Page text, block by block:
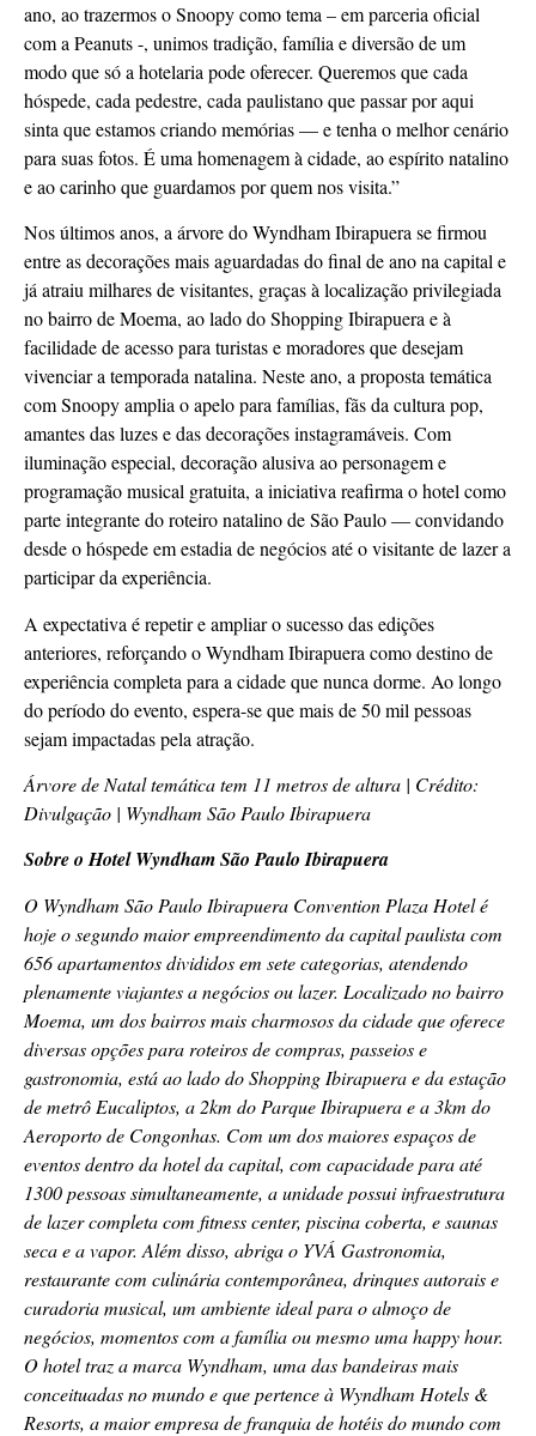
ano, ao trazermos o Snoopy como tema – em parceria oficial
com a Peanuts -, unimos tradição, família e diversão de um
modo que só a hotelaria pode oferecer. Queremos que cada
hóspede, cada pedestre, cada paulistano que passar por aqui
sinta que estamos criando memórias — e tenha o melhor cenário
para suas fotos. É uma homenagem à cidade, ao espírito natalino
e ao carinho que guardamos por quem nos visita.”
Nos últimos anos, a árvore do Wyndham Ibirapuera se firmou
entre as decorações mais aguardadas do final de ano na capital e
já atraiu milhares de visitantes, graças à localização privilegiada
no bairro de Moema, ao lado do Shopping Ibirapuera e à
facilidade de acesso para turistas e moradores que desejam
vivenciar a temporada natalina. Neste ano, a proposta temática
com Snoopy amplia o apelo para famílias, fãs da cultura pop,
amantes das luzes e das decorações instagramáveis. Com
iluminação especial, decoração alusiva ao personagem e
programação musical gratuita, a iniciativa reafirma o hotel como
parte integrante do roteiro natalino de São Paulo — convidando
desde o hóspede em estadia de negócios até o visitante de lazer a
participar da experiência.
A expectativa é repetir e ampliar o sucesso das edições
anteriores, reforçando o Wyndham Ibirapuera como destino de
experiência completa para a cidade que nunca dorme. Ao longo
do período do evento, espera-se que mais de 50 mil pessoas
sejam impactadas pela atração.
Árvore de Natal temática tem 11 metros de altura | Crédito:
Divulgação | Wyndham São Paulo Ibirapuera
Sobre o Hotel Wyndham São Paulo Ibirapuera
O Wyndham São Paulo Ibirapuera Convention Plaza Hotel é
hoje o segundo maior empreendimento da capital paulista com
656 apartamentos divididos em sete categorias, atendendo
plenamente viajantes a negócios ou lazer. Localizado no bairro
Moema, um dos bairros mais charmosos da cidade que oferece
diversas opções para roteiros de compras, passeios e
gastronomia, está ao lado do Shopping Ibirapuera e da estação
de metrô Eucaliptos, a 2km do Parque Ibirapuera e a 3km do
Aeroporto de Congonhas. Com um dos maiores espaços de
eventos dentro da hotel da capital, com capacidade para até
1300 pessoas simultaneamente, a unidade possui infraestrutura
de lazer completa com fitness center, piscina coberta, e saunas
seca e a vapor. Além disso, abriga o YVÁ Gastronomia,
restaurante com culinária contemporânea, drinques autorais e
curadoria musical, um ambiente ideal para o almoço de
negócios, momentos com a família ou mesmo uma happy hour.
O hotel traz a marca Wyndham, uma das bandeiras mais
conceituadas no mundo e que pertence à Wyndham Hotels &
Resorts, a maior empresa de franquia de hotéis do mundo com